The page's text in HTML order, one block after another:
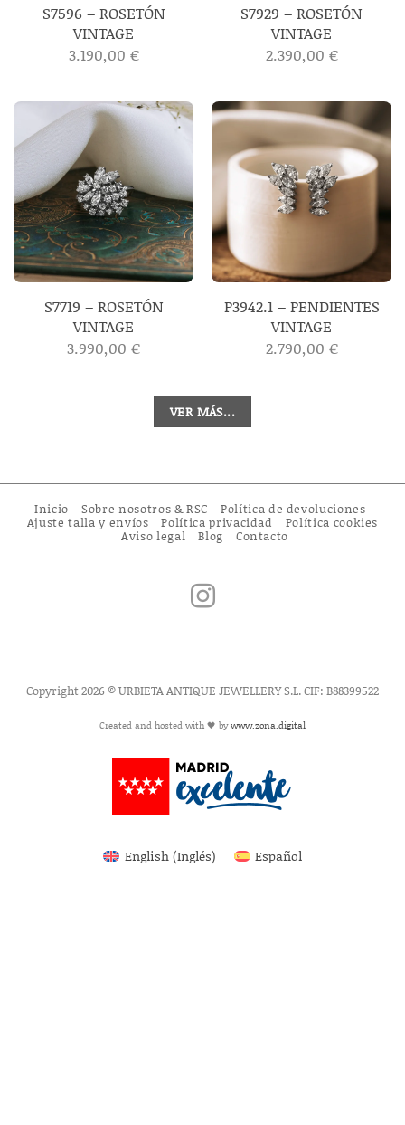
S7596 – ROSETÓN
VINTAGE
3.190,00 €
S7929 – ROSETÓN
VINTAGE
2.390,00 €
S7719 – ROSETÓN
VINTAGE
3.990,00 €
P3942.1 – PENDIENTES
VINTAGE
2.790,00 €
VER MÁS...
Inicio Sobre nosotros & RSC
Política de devoluciones
Ajuste talla y envíos
Política privacidad
Política cookies
Aviso legal
Blog Contacto
Copyright 2026 © URBIETA ANTIQUE JEWELLERY S.L. CIF: B88399522
Created and hosted with 🖤 bywww.zona.digital
English(Inglés) Español